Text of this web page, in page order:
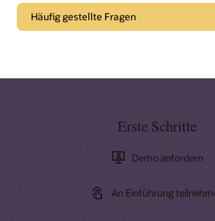
Loyalty and Engagement besser zu
Erweitern Sie Ihre Kompetenzen
Oracle Support
Partnerschaften
Häufig gestellte Fragen
Erste Schritte
Demo anfordern
An Einführung